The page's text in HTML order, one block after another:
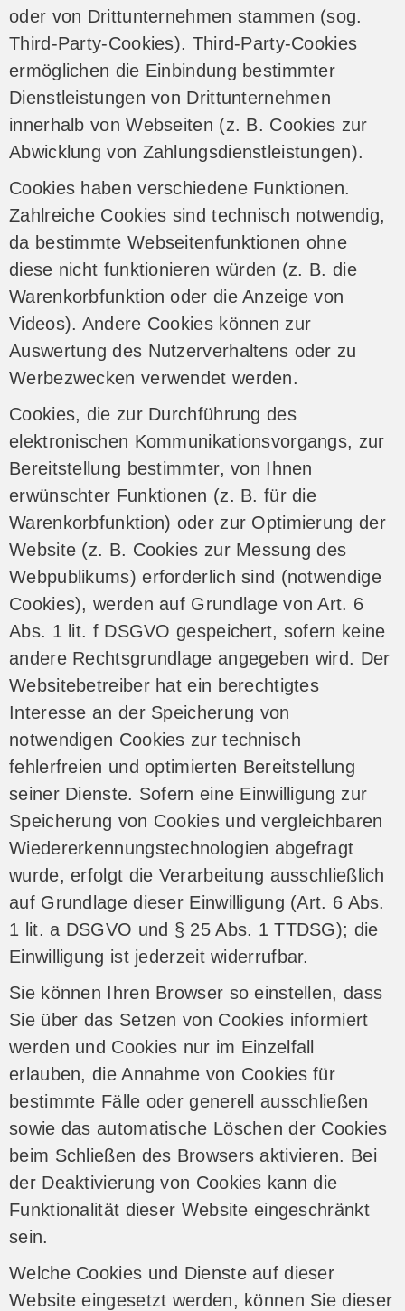
oder von Drittunternehmen stammen (sog.
Third-Party-Cookies). Third-Party-Cookies
ermöglichen die Einbindung bestimmter
Dienstleistungen von Drittunternehmen
innerhalb von Webseiten (z. B. Cookies zur
Abwicklung von Zahlungsdienstleistungen).
Cookies haben verschiedene Funktionen.
Zahlreiche Cookies sind technisch notwendig,
da bestimmte Webseitenfunktionen ohne
diese nicht funktionieren würden (z. B. die
Warenkorbfunktion oder die Anzeige von
Videos). Andere Cookies können zur
Auswertung des Nutzerverhaltens oder zu
Werbezwecken verwendet werden.
Cookies, die zur Durchführung des
elektronischen Kommunikationsvorgangs, zur
Bereitstellung bestimmter, von Ihnen
erwünschter Funktionen (z. B. für die
Warenkorbfunktion) oder zur Optimierung der
Website (z. B. Cookies zur Messung des
Webpublikums) erforderlich sind (notwendige
Cookies), werden auf Grundlage von Art. 6
Abs. 1 lit. f DSGVO gespeichert, sofern keine
andere Rechtsgrundlage angegeben wird. Der
Websitebetreiber hat ein berechtigtes
Interesse an der Speicherung von
notwendigen Cookies zur technisch
fehlerfreien und optimierten Bereitstellung
seiner Dienste. Sofern eine Einwilligung zur
Speicherung von Cookies und vergleichbaren
Wiedererkennungstechnologien abgefragt
wurde, erfolgt die Verarbeitung ausschließlich
auf Grundlage dieser Einwilligung (Art. 6 Abs.
1 lit. a DSGVO und § 25 Abs. 1 TTDSG); die
Einwilligung ist jederzeit widerrufbar.
Sie können Ihren Browser so einstellen, dass
Sie über das Setzen von Cookies informiert
werden und Cookies nur im Einzelfall
erlauben, die Annahme von Cookies für
bestimmte Fälle oder generell ausschließen
sowie das automatische Löschen der Cookies
beim Schließen des Browsers aktivieren. Bei
der Deaktivierung von Cookies kann die
Funktionalität dieser Website eingeschränkt
sein.
Welche Cookies und Dienste auf dieser
Website eingesetzt werden, können Sie dieser